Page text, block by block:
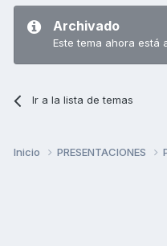
Archivado
Este tema ahora está
Ir a la lista de temas
Inicio PRESENTACIONES